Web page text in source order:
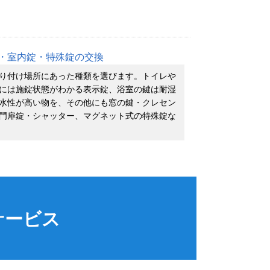
室内錠・特殊錠の交換
付け場所にあった種類を選びます。トイレや
は施錠状態がわかる表示錠、浴室の鍵は耐湿
性が高い物を、その他にも窓の鍵・クレセン
扉錠・シャッター、マグネット式の特殊錠な
ービス